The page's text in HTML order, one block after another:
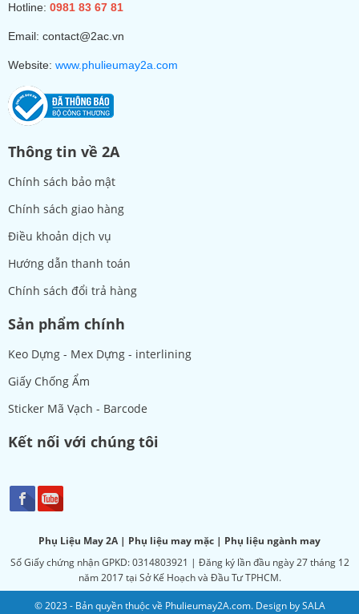
Hotline: 0981 83 67 81
Email: contact@2ac.vn
Website: www.phulieumay2a.com
Thông tin về 2A
Chính sách bảo mật
Chính sách giao hàng
Điều khoản dịch vụ
Hướng dẫn thanh toán
Chính sách đổi trả hàng
Sản phẩm chính
Keo Dựng - Mex Dựng - interlining
Giấy Chống Ẩm
Sticker Mã Vạch - Barcode
Kết nối với chúng tôi
Phụ Liệu May 2A | Phụ liệu may mặc | Phụ liệu ngành may
Số Giấy chứng nhận GPKD: 0314803921 | Đăng ký lần đầu ngày 27 tháng 12
năm 2017 tại Sở Kế Hoạch và Đầu Tư TPHCM.
© 2023 - Bản quyền thuộc về Phulieumay2A.com. Design by SALA